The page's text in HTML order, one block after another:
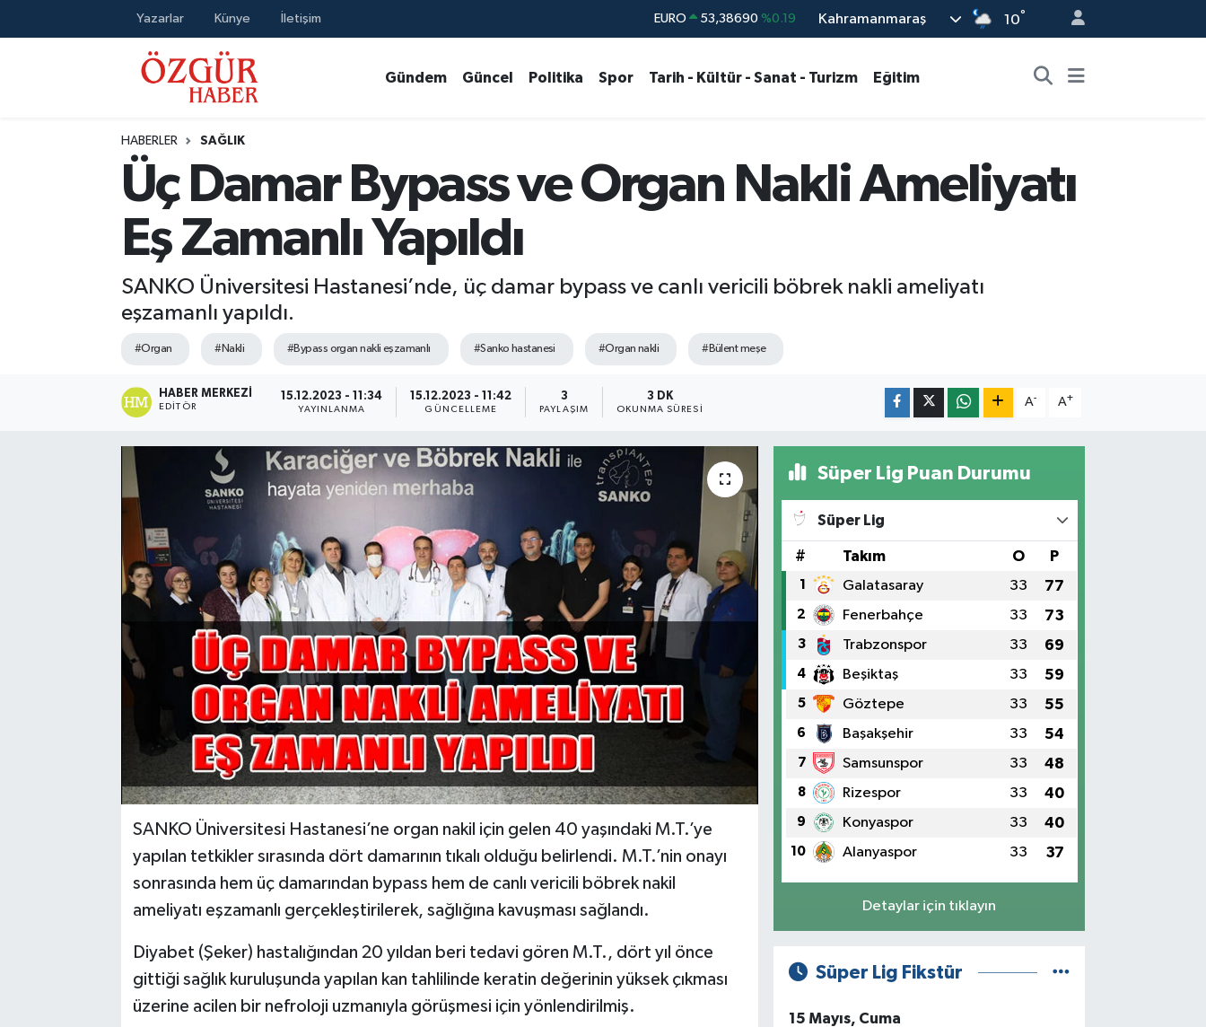
Yazarlar Künye İletişim STERLİN 61,60380 %0.18
BİST100 14.598,00 %0
EURO 53,38690 %0.19
Kahramanmaraş 10°
Gündem Güncel Politika Spor Tarih - Kültür - Sanat - Turizm Eğitim
HABERLER SAĞLIK
Üç Damar Bypass ve Organ Nakli Ameliyatı
Eş Zamanlı Yapıldı
SANKO Üniversitesi Hastanesi’nde, üç damar bypass ve canlı vericili böbrek nakli ameliyatı
eşzamanlı yapıldı.
#Organ #Nakli #Bypass organ nakli eşzamanlı #Sanko hastanesi #Organ nakli #Bülent meşe
HABER MERKEZI
EDITÖR
15.12.2023 - 11:34
YAYINLANMA
15.12.2023 - 11:42
GÜNCELLEME
3
PAYLAŞIM
3 DK
OKUNMA SÜRESI
A- A+
SANKO Üniversitesi Hastanesi’ne organ nakil için gelen 40 yaşındaki M.T.’ye
yapılan tetkikler sırasında dört damarının tıkalı olduğu belirlendi. M.T.’nin onayı
sonrasında hem üç damarından bypass hem de canlı vericili böbrek nakil
ameliyatı eşzamanlı gerçekleştirilerek, sağlığına kavuşması sağlandı.
Diyabet (Şeker) hastalığından 20 yıldan beri tedavi gören M.T., dört yıl önce
gittiği sağlık kuruluşunda yapılan kan tahlilinde keratin değerinin yüksek çıkması
üzerine acilen bir nefroloji uzmanıyla görüşmesi için yönlendirilmiş.
Süper Lig Puan Durumu
Süper Lig
# Takım O P
1 Galatasaray 33 77
2 Fenerbahçe 33 73
3 Trabzonspor 33 69
4 Beşiktaş 33 59
5 Göztepe 33 55
6 Başakşehir 33 54
7 Samsunspor 33 48
8 Rizespor 33 40
9 Konyaspor 33 40
10 Alanyaspor 33 37
Detaylar için tıklayın
Süper Lig Fikstür
15 Mayıs, Cuma
MODA - GÜZELLİK
Tarih - Kültür - Sanat - Turizm
Nöbetçi Eczaneler
Namaz Vakitleri
Trafik Durumu
Süper Lig Puan Durumu ve Fikstür
Tüm Manşetler
Son Dakika Haberleri
Haber Arşivi